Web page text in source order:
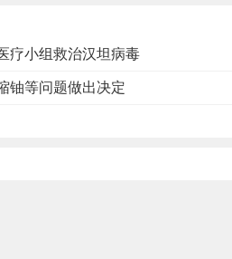
疗小组救治汉坦病毒
铀等问题做出决定